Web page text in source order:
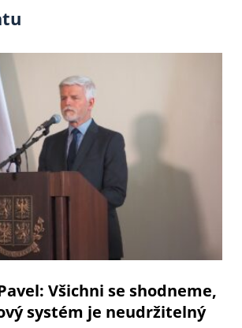
Všichni se shodneme,
systém je neudržitelný